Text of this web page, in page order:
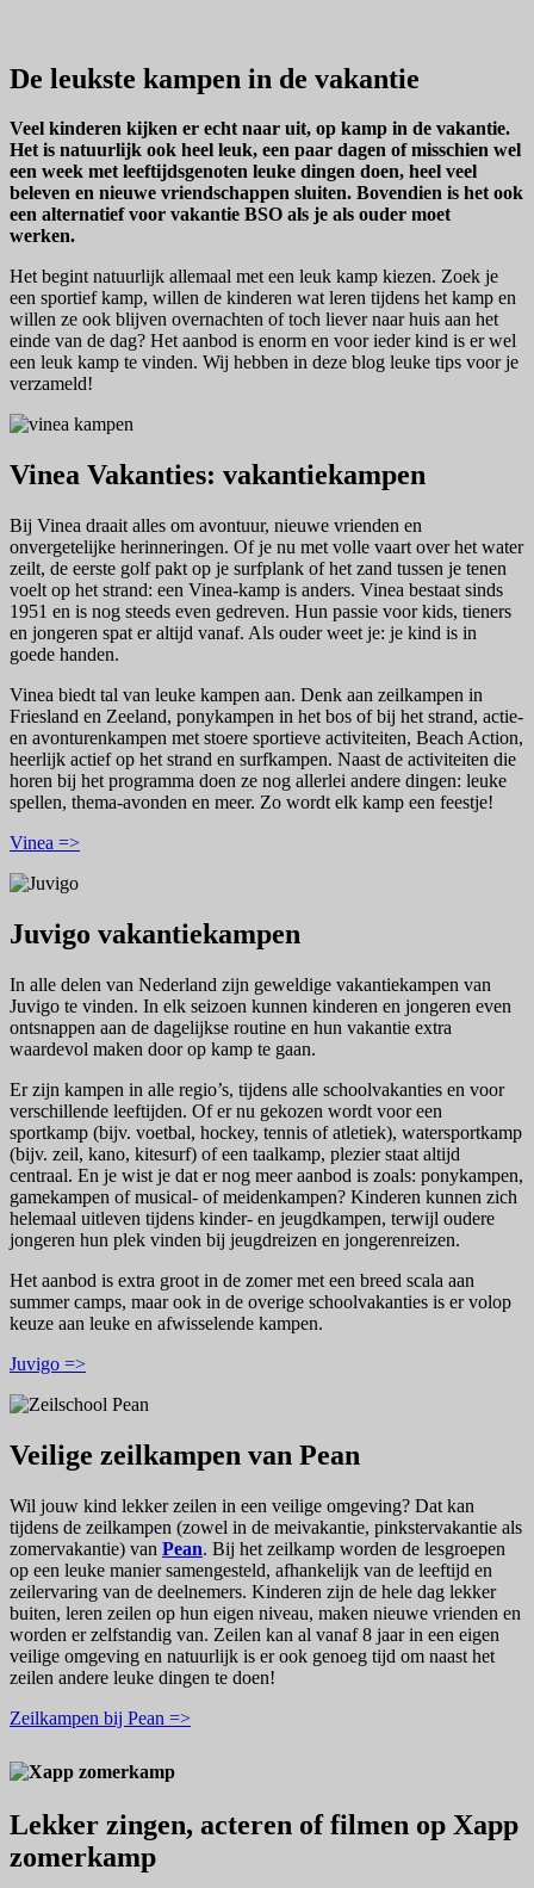
De leukste kampen in de vakantie
Veel kinderen kijken er echt naar uit, op kamp in de vakantie.
Het is natuurlijk ook heel leuk, een paar dagen of misschien wel
een week met leeftijdsgenoten leuke dingen doen, heel veel
beleven en nieuwe vriendschappen sluiten. Bovendien is het ook
een alternatief voor vakantie BSO als je als ouder moet
werken.
Het begint natuurlijk allemaal met een leuk kamp kiezen. Zoek je
een sportief kamp, willen de kinderen wat leren tijdens het kamp en
willen ze ook blijven overnachten of toch liever naar huis aan het
einde van de dag? Het aanbod is enorm en voor ieder kind is er wel
een leuk kamp te vinden. Wij hebben in deze blog leuke tips voor je
verzameld!
Vinea Vakanties: vakantiekampen
Bij Vinea draait alles om avontuur, nieuwe vrienden en
onvergetelijke herinneringen. Of je nu met volle vaart over het water
zeilt, de eerste golf pakt op je surfplank of het zand tussen je tenen
voelt op het strand: een Vinea-kamp is anders. Vinea bestaat sinds
1951 en is nog steeds even gedreven. Hun passie voor kids, tieners
en jongeren spat er altijd vanaf. Als ouder weet je: je kind is in
goede handen.
Vinea biedt tal van leuke kampen aan. Denk aan zeilkampen in
Friesland en Zeeland, ponykampen in het bos of bij het strand, actie-
en avonturenkampen met stoere sportieve activiteiten, Beach Action,
heerlijk actief op het strand en surfkampen. Naast de activiteiten die
horen bij het programma doen ze nog allerlei andere dingen: leuke
spellen, thema-avonden en meer. Zo wordt elk kamp een feestje!
Vinea =>
Juvigo vakantiekampen
In alle delen van Nederland zijn geweldige vakantiekampen van
Juvigo te vinden. In elk seizoen kunnen kinderen en jongeren even
ontsnappen aan de dagelijkse routine en hun vakantie extra
waardevol maken door op kamp te gaan.
Er zijn kampen in alle regio’s, tijdens alle schoolvakanties en voor
verschillende leeftijden. Of er nu gekozen wordt voor een
sportkamp (bijv. voetbal, hockey, tennis of atletiek), watersportkamp
(bijv. zeil, kano, kitesurf) of een taalkamp, plezier staat altijd
centraal. En je wist je dat er nog meer aanbod is zoals: ponykampen,
gamekampen of musical- of meidenkampen? Kinderen kunnen zich
helemaal uitleven tijdens kinder- en jeugdkampen, terwijl oudere
jongeren hun plek vinden bij jeugdreizen en jongerenreizen.
Het aanbod is extra groot in de zomer met een breed scala aan
summer camps, maar ook in de overige schoolvakanties is er volop
keuze aan leuke en afwisselende kampen.
Juvigo =>
Veilige zeilkampen van Pean
Wil jouw kind lekker zeilen in een veilige omgeving? Dat kan
tijdens de zeilkampen (zowel in de meivakantie, pinkstervakantie als
zomervakantie) van Pean. Bij het zeilkamp worden de lesgroepen
op een leuke manier samengesteld, afhankelijk van de leeftijd en
zeilervaring van de deelnemers. Kinderen zijn de hele dag lekker
buiten, leren zeilen op hun eigen niveau, maken nieuwe vrienden en
worden er zelfstandig van. Zeilen kan al vanaf 8 jaar in een eigen
veilige omgeving en natuurlijk is er ook genoeg tijd om naast het
zeilen andere leuke dingen te doen!
Zeilkampen bij Pean =>
Lekker zingen, acteren of filmen op Xapp
zomerkamp